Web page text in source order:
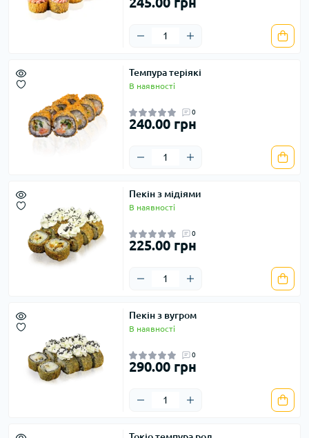
Темпура теріякі
В наявності
0
240.00 грн
Пекін з мідіями
В наявності
0
225.00 грн
Пекін з вугром
В наявності
0
290.00 грн